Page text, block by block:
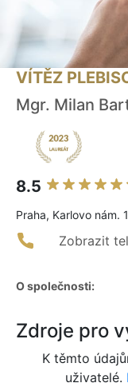
VÍTĚZ
Mgr. Milan
8.5
Praha, Karlovo nám.
Zobrazit
O společnosti:
Zdroje pro
K těmto
uživatelé.